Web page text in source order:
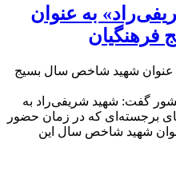
به عنوان
عنوان شهید شاخص سال بسیج
گفت: شهید شریفی‌راد به
برجسته‌ای که در زمان حضور
شهید شاخص سال این